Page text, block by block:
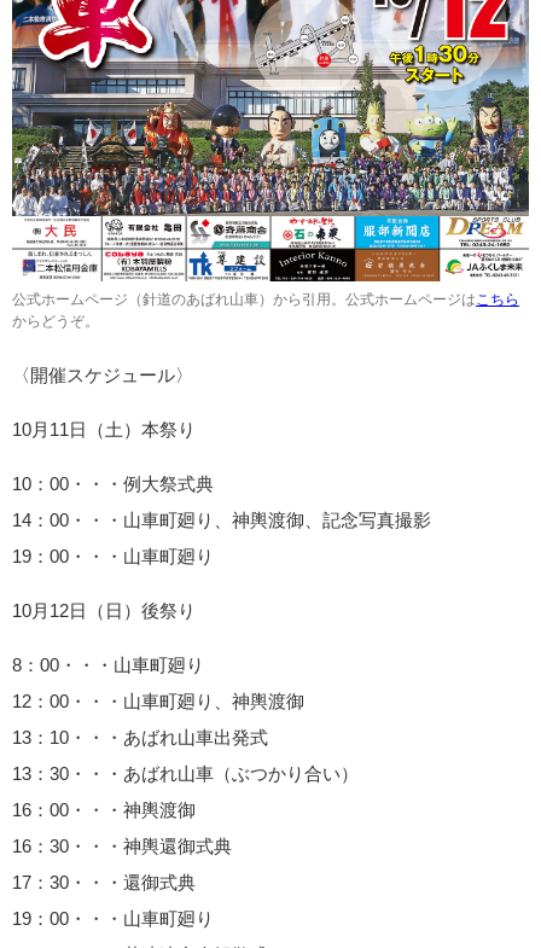
公式ホームページ（針道のあばれ山車）から引用。公式ホームページはこちら
からどうぞ。
〈開催スケジュール〉
10月11日（土）本祭り
10：00・・・例大祭式典
14：00・・・山車町廻り、神輿渡御、記念写真撮影
19：00・・・山車町廻り
10月12日（日）後祭り
8：00・・・山車町廻り
12：00・・・山車町廻り、神輿渡御
13：10・・・あばれ山車出発式
13：30・・・あばれ山車（ぶつかり合い）
16：00・・・神輿渡御
16：30・・・神輿還御式典
17：30・・・還御式典
19：00・・・山車町廻り